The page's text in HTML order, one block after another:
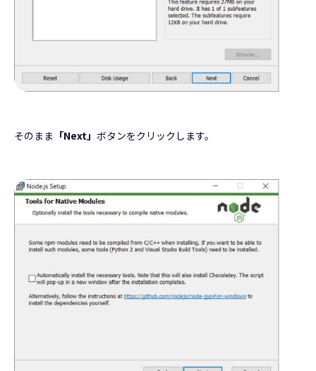
そのまま 「Next」 ボタンをクリックします。